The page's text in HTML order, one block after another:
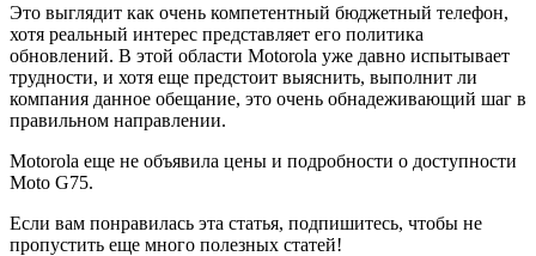
Это выглядит как очень компетентный бюджетный телефон,
хотя реальный интерес представляет его политика
обновлений. В этой области Motorola уже давно испытывает
трудности, и хотя еще предстоит выяснить, выполнит ли
компания данное обещание, это очень обнадеживающий шаг в
правильном направлении.
Motorola еще не объявила цены и подробности о доступности
Moto G75.
Если вам понравилась эта статья, подпишитесь, чтобы не
пропустить еще много полезных статей!